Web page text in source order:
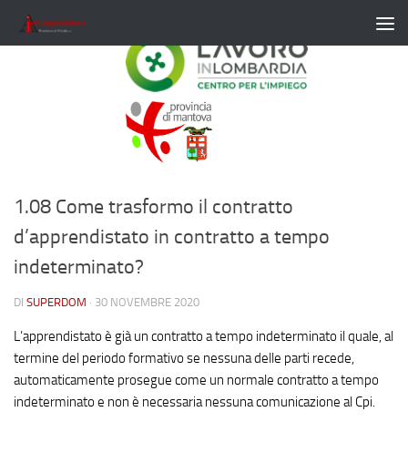
Salta al contenuto
1.08 Come trasformo il contratto
d’apprendistato in contratto a tempo
indeterminato?
DI SUPERDOM · 30 NOVEMBRE 2020
L’apprendistato è già un contratto a tempo indeterminato il quale, al
termine del periodo formativo se nessuna delle parti recede,
automaticamente prosegue come un normale contratto a tempo
indeterminato e non è necessaria nessuna comunicazione al Cpi.